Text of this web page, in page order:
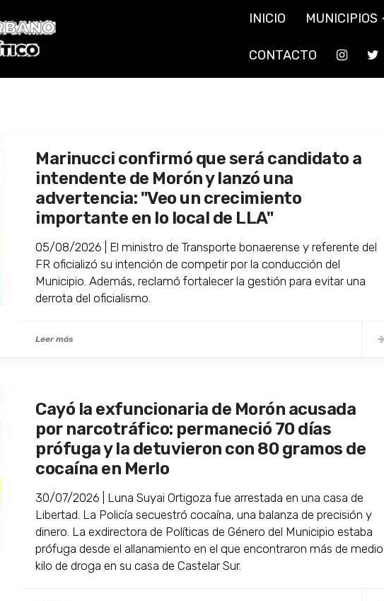
INICIO MUNICIPIOS
CONTACTO
Marinucci confirmó que será candidato a
intendente de Morón y lanzó una
advertencia: "Veo un crecimiento
importante en lo local de LLA"
05/08/2026 | El ministro de Transporte bonaerense y referente del
FR oficializó su intención de competir por la conducción del
Municipio. Además, reclamó fortalecer la gestión para evitar una
derrota del oficialismo.
Leer más
Cayó la exfuncionaria de Morón acusada
por narcotráfico: permaneció 70 días
prófuga y la detuvieron con 80 gramos de
cocaína en Merlo
30/07/2026 | Luna Suyai Ortigoza fue arrestada en una casa de
Libertad. La Policía secuestró cocaína, una balanza de precisión y
dinero. La exdirectora de Políticas de Género del Municipio estaba
prófuga desde el allanamiento en el que encontraron más de medio
kilo de droga en su casa de Castelar Sur.